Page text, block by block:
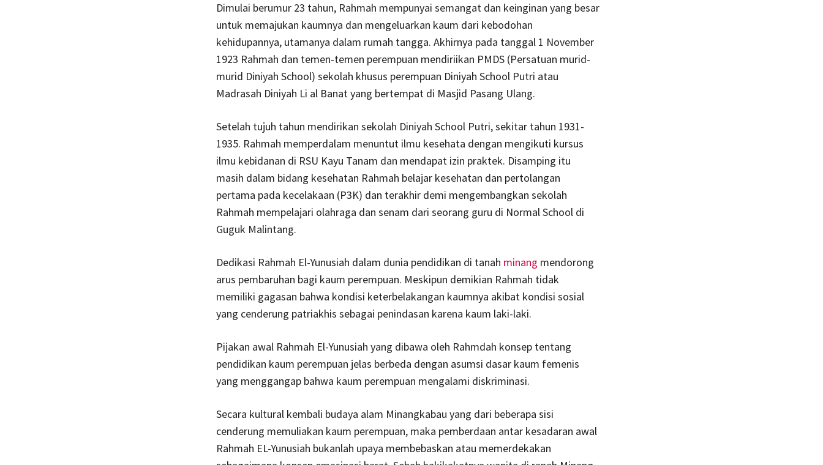
Dimulai berumur 23 tahun, Rahmah mempunyai semangat dan keinginan yang besar
untuk memajukan kaumnya dan mengeluarkan kaum dari kebodohan
kehidupannya, utamanya dalam rumah tangga. Akhirnya pada tanggal 1 November
1923 Rahmah dan temen-temen perempuan mendiriikan PMDS (Persatuan murid-
murid Diniyah School) sekolah khusus perempuan Diniyah School Putri atau
Madrasah Diniyah Li al Banat yang bertempat di Masjid Pasang Ulang.
Setelah tujuh tahun mendirikan sekolah Diniyah School Putri, sekitar tahun 1931-
1935. Rahmah memperdalam menuntut ilmu kesehata dengan mengikuti kursus
ilmu kebidanan di RSU Kayu Tanam dan mendapat izin praktek. Disamping itu
masih dalam bidang kesehatan Rahmah belajar kesehatan dan pertolangan
pertama pada kecelakaan (P3K) dan terakhir demi mengembangkan sekolah
Rahmah mempelajari olahraga dan senam dari seorang guru di Normal School di
Guguk Malintang.
Dedikasi Rahmah El-Yunusiah dalam dunia pendidikan di tanah minang mendorong
arus pembaruhan bagi kaum perempuan. Meskipun demikian Rahmah tidak
memiliki gagasan bahwa kondisi keterbelakangan kaumnya akibat kondisi sosial
yang cenderung patriakhis sebagai penindasan karena kaum laki-laki.
Pijakan awal Rahmah El-Yunusiah yang dibawa oleh Rahmdah konsep tentang
pendidikan kaum perempuan jelas berbeda dengan asumsi dasar kaum femenis
yang menggangap bahwa kaum perempuan mengalami diskriminasi.
Secara kultural kembali budaya alam Minangkabau yang dari beberapa sisi
cenderung memuliakan kaum perempuan, maka pemberdaan antar kesadaran awal
Rahmah EL-Yunusiah bukanlah upaya membebaskan atau memerdekakan